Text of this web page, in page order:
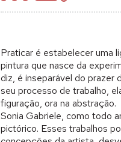
Praticar é estabelecer uma
pintura que nasce da
diz, é inseparável do prazer
seu processo de trabalho,
figuração, ora na abstração.
Sonia Gabriele, como todo
pictórico. Esses trabalhos